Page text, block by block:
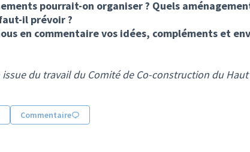
pourrait-on organiser ? Quels
il prévoir ?
en commentaire vos idées, compléments et
du travail du Comité de Co-construction du Haut
Commentaire